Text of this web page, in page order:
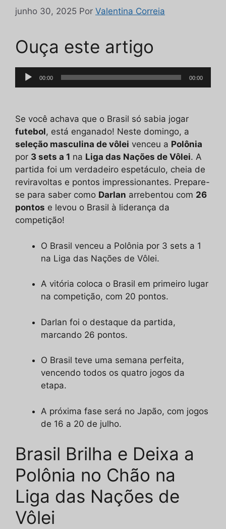
junho 30, 2025 Por Valentina Correia
Ouça este artigo
Tocador
de
00:00 00:00
Se você achava que o Brasil só sabia jogar
futebol, está enganado! Neste domingo, a
seleção masculina de vôlei venceu a Polônia
por 3 sets a 1 na Liga das Nações de Vôlei. A
partida foi um verdadeiro espetáculo, cheia de
reviravoltas e pontos impressionantes. Prepare-
se para saber como Darlan arrebentou com 26
pontos e levou o Brasil à liderança da
competição!
O Brasil venceu a Polônia por 3 sets a 1
na Liga das Nações de Vôlei.
A vitória coloca o Brasil em primeiro lugar
na competição, com 20 pontos.
Darlan foi o destaque da partida,
marcando 26 pontos.
O Brasil teve uma semana perfeita,
vencendo todos os quatro jogos da
etapa.
A próxima fase será no Japão, com jogos
de 16 a 20 de julho.
Brasil Brilha e Deixa a
Polônia no Chão na
Liga das Nações de
Vôlei